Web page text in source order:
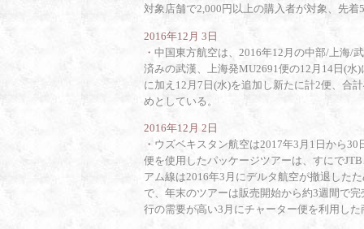
対象店舗で2,000円以上の購入者が対象、先着
2016年12月 3日
・ 中国東方航空は、2016年12月の中部/上海/
済みの武漢、上海発MU2691便の12月14日(水
に加え12月7日(水)を追加し新たに計2便、合
めとしている。
2016年12月 2日
・ ウズベキスタン航空は2017年3月1日から
便を使用したパッケージツアーは、すにで
アム線は2016年3月にデルタ航空が撤退した
で、年末のツアーは販売開始から約3週間で
行の需要が高い3月にチャーター便を利用し